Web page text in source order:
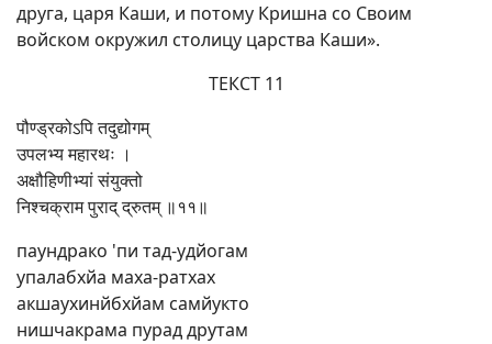
друга, царя Каши, и потому Кришна со Своим
войском окружил столицу царства Каши».
ТЕКСТ 11
पौण्ड्रकोऽपि तदुद्योगम्
उपलभ्य महारथः ।
अक्षौहिणीभ्यां संयुक्तो
निश्चक्राम पुराद् द्रुतम् ॥११॥
паундрако 'пи тад-удйогам
упалабхйа маха-ратхах
акшаухинйбхйам самйукто
нишчакрама пурад друтам